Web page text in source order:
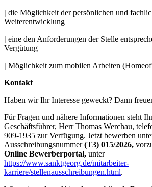
| die Möglichkeit der persönlichen und
Weiterentwicklung
| eine den Anforderungen der Stelle
Vergütung
| Möglichkeit zum mobilen Arbeiten
Kontakt
Haben wir Ihr Interesse geweckt? Dann
Für Fragen und nähere Informationen steht
Geschäftsführer, Herr Thomas Werchau,
909-1935 zur Verfügung. Jetzt bewerben
Ausschreibungsnummer(T3) 015/2026,
Online Bewerberportal, unter
https://www.sanktgeorg.de/mitarbeiter-
karriere/stellenausschreibungen.html.